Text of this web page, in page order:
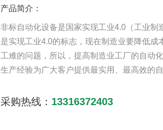
产品简介：
非标自动化设备是国家实现工业4.0（工业
是实现工业4.0的标志，现在制造业要降低
工难的问题，所以，提高制造业工厂的自动
生产经验为广大客户提供最实用、最高效的
采购热线： 13316372403